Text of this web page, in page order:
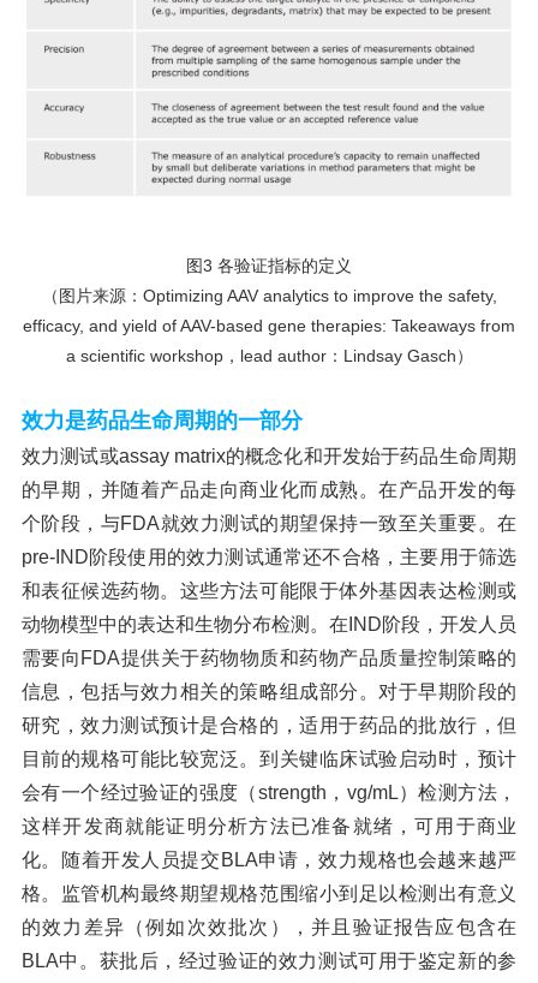
图3 各验证指标的定义
（图片来源： Optimizing AAV analytics to improve the safety,
efficacy, and yield of AAV-based gene therapies: Takeaways from
a scientific workshop，lead author：Lindsay Gasch）
效力是药品生命周期的一部分
效力测试或assay matrix的概念化和开发始于药品生命周期
的早期，并随着产品走向商业化而成熟。在产品开发的每
个阶段，与FDA就效力测试的期望保持一致至关重要。在
pre-IND阶段使用的效力测试通常还不合格，主要用于筛选
和表征候选药物。这些方法可能限于体外基因表达检测或
动物模型中的表达和生物分布检测。在IND阶段，开发人员
需要向FDA提供关于药物物质和药物产品质量控制策略的
信息，包括与效力相关的策略组成部分。对于早期阶段的
研究，效力测试预计是合格的，适用于药品的批放行，但
目前的规格可能比较宽泛。到关键临床试验启动时，预计
会有一个经过验证的强度（strength，vg/mL）检测方法，
这样开发商就能证明分析方法已准备就绪，可用于商业
化。随着开发人员提交 BLA申请，效力规格也会越来越严
格。监管机构最终期望规格范围缩小到足以检测出有意义
的效力差异（例如次效批次），并且验证报告应包含在
BLA中。获批后，经过验证的效力测试可用于鉴定新的参